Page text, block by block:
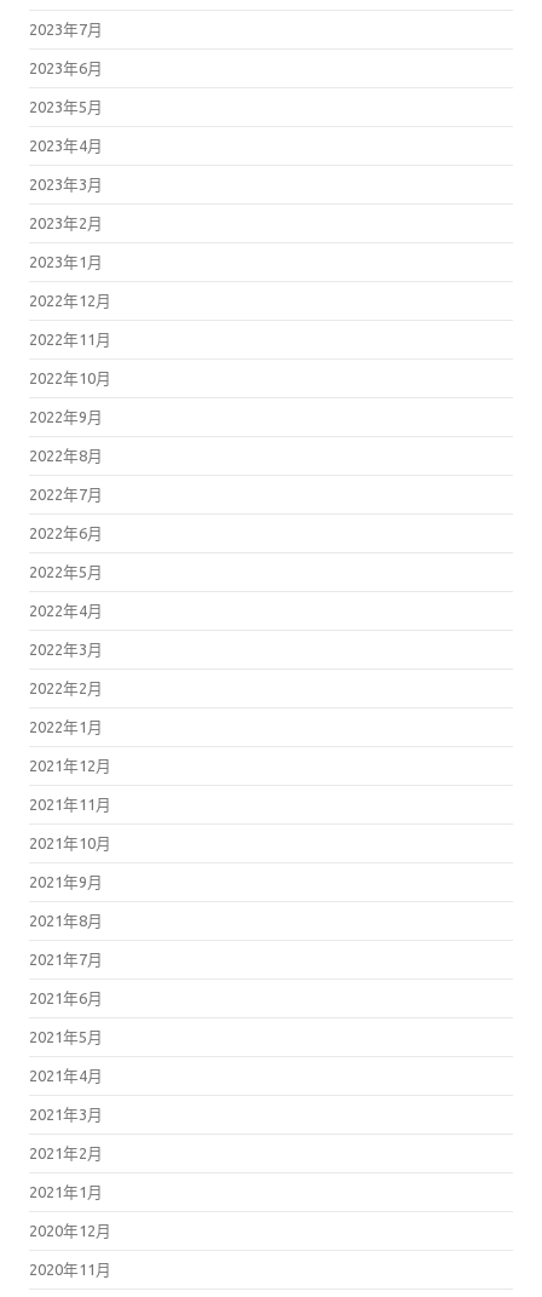
2023年7月
2023年6月
2023年5月
2023年4月
2023年3月
2023年2月
2023年1月
2022年12月
2022年11月
2022年10月
2022年9月
2022年8月
2022年7月
2022年6月
2022年5月
2022年4月
2022年3月
2022年2月
2022年1月
2021年12月
2021年11月
2021年10月
2021年9月
2021年8月
2021年7月
2021年6月
2021年5月
2021年4月
2021年3月
2021年2月
2021年1月
2020年12月
2020年11月